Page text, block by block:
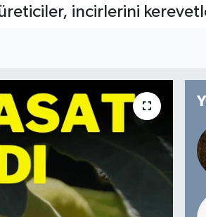
incirlerini